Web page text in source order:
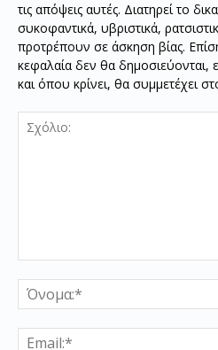
τις απόψεις αυτές. Διατηρεί το
συκοφαντικά, υβριστικά,
προτρέπουν σε άσκηση βίας.
κεφαλαία δεν θα
και όπου κρίνει, θα συμμετέχει